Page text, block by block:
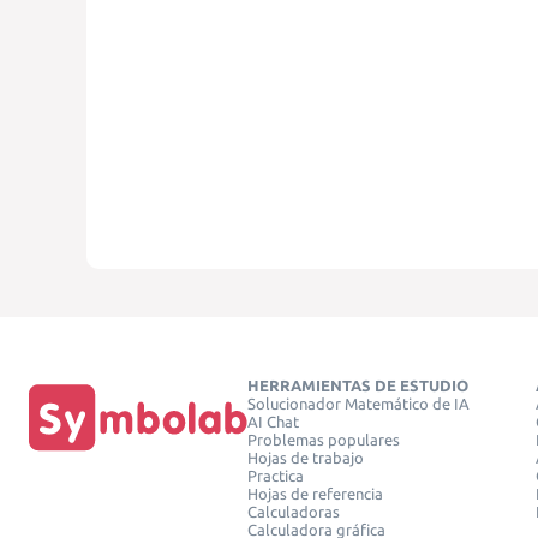
HERRAMIENTAS DE ESTUDIO
Solucionador Matemático de IA
AI Chat
Problemas populares
Hojas de trabajo
Practica
Hojas de referencia
Calculadoras
Calculadora gráfica